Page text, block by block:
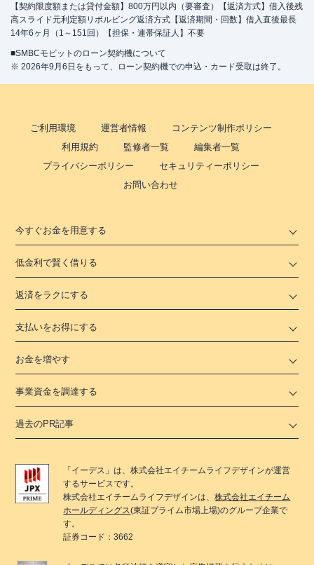
【契約限度額または貸付金額】800万円以内（要審査）【返済方式】借入後残
高スライド元利定額リボルビング返済方式【返済期間・回数】借入直後最長
14年6ヶ月（1～151回）【担保・連帯保証人】不要
■SMBCモビットのローン契約機について
※ 2026年9月6日をもって、ローン契約機での申込・カード受取は終了。
ご利用環境 運営者情報
コンテンツ制作ポリシー
利用規約
監修者一覧
編集者一覧
プライバシーポリシー
セキュリティーポリシー
お問い合わせ
今すぐお金を用意する
低金利で賢く借りる
返済をラクにする
支払いをお得にする
お金を増やす
事業資金を調達する
過去のPR記事
「 イーデス 」は、株式会社エイチームライフデザインが運営
するサービスです。
株式会社エイチームライフデザインは、株式会社エイチーム
ホールディングス(東証プライム市場上場)のグループ企業で
す。
証券コード：3662